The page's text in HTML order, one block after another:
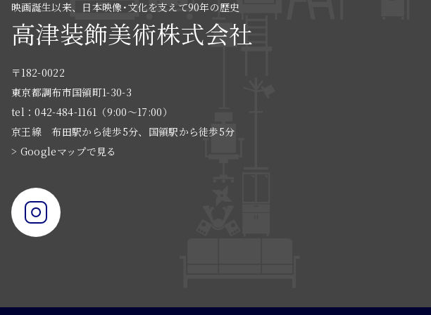
映画誕生以来、日本映像･文化を支えて90年の歴史
高津装飾美術株式会社
〒182-0022
東京都調布市国領町1-30-3
tel：042-484-1161（9:00〜17:00）
京王線 布田駅から徒歩5分、国領駅から徒歩5分
> Googleマップで見る